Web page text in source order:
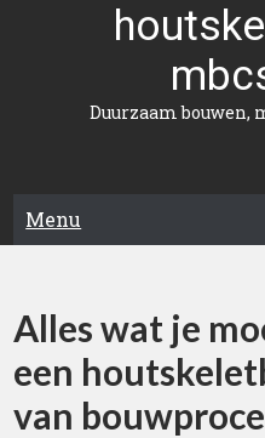
Duurzaam bouwen,
Menu
Alles wat je
een
van